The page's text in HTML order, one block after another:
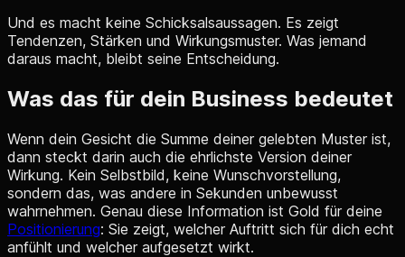
Und es macht keine Schicksalsaussagen. Es zeigt
Tendenzen, Stärken und Wirkungsmuster. Was jemand
daraus macht, bleibt seine Entscheidung.
Was das für dein Business bedeutet
Wenn dein Gesicht die Summe deiner gelebten Muster ist,
dann steckt darin auch die ehrlichste Version deiner
Wirkung. Kein Selbstbild, keine Wunschvorstellung,
sondern das, was andere in Sekunden unbewusst
wahrnehmen. Genau diese Information ist Gold für deine
Positionierung: Sie zeigt, welcher Auftritt sich für dich echt
anfühlt und welcher aufgesetzt wirkt.